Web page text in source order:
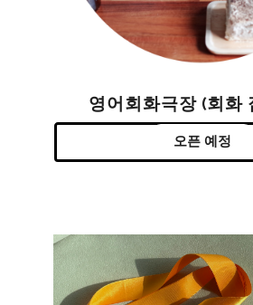
영어회화극장 (회화
오픈 예정